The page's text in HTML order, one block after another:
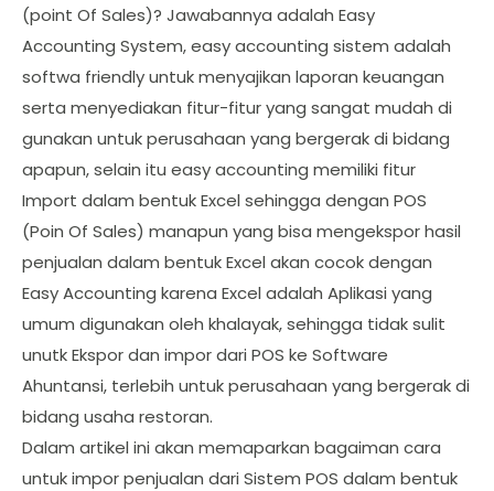
(point Of Sales)? Jawabannya adalah Easy
Accounting System, easy accounting sistem adalah
softwa friendly untuk menyajikan laporan keuangan
serta menyediakan fitur-fitur yang sangat mudah di
gunakan untuk perusahaan yang bergerak di bidang
apapun, selain itu easy accounting memiliki fitur
Import dalam bentuk Excel sehingga dengan POS
(Poin Of Sales) manapun yang bisa mengekspor hasil
penjualan dalam bentuk Excel akan cocok dengan
Easy Accounting karena Excel adalah Aplikasi yang
umum digunakan oleh khalayak, sehingga tidak sulit
unutk Ekspor dan impor dari POS ke Software
Ahuntansi, terlebih untuk perusahaan yang bergerak di
bidang usaha restoran.
Dalam artikel ini akan memaparkan bagaiman cara
untuk impor penjualan dari Sistem POS dalam bentuk